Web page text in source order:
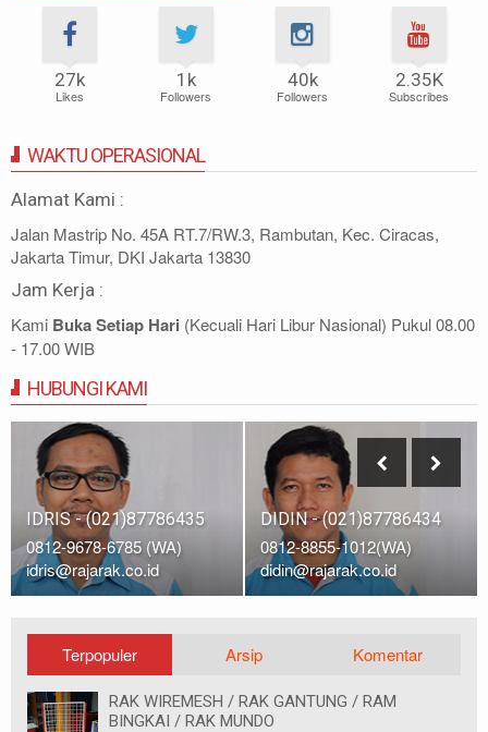
27k
Likes
1k
Followers
40k
Followers
2.35K
Subscribes
WAKTU OPERASIONAL
Alamat Kami :
Jalan Mastrip No. 45A RT.7/RW.3, Rambutan, Kec. Ciracas,
Jakarta Timur, DKI Jakarta 13830
Jam Kerja :
Kami Buka Setiap Hari (Kecuali Hari Libur Nasional) Pukul 08.00
- 17.00 WIB
HUBUNGI KAMI
IDRIS - (021)87786435
0812-9678-6785 (WA)
idris@rajarak.co.id
DIDIN - (021)87786434
0812-8855-1012(WA)
didin@rajarak.co.id
Terpopuler Arsip Komentar
RAK WIREMESH / RAK GANTUNG / RAM
BINGKAI / RAK MUNDO